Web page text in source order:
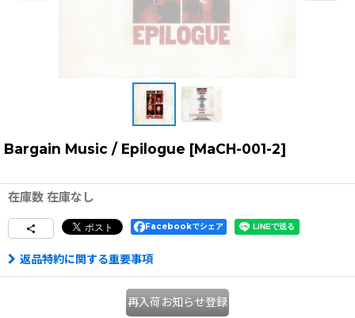
Bargain Music / Epilogue [MaCH-001-2]
在庫数 在庫なし
Facebookでシェア
返品特約に関する重要事項
再入荷お知らせ登録